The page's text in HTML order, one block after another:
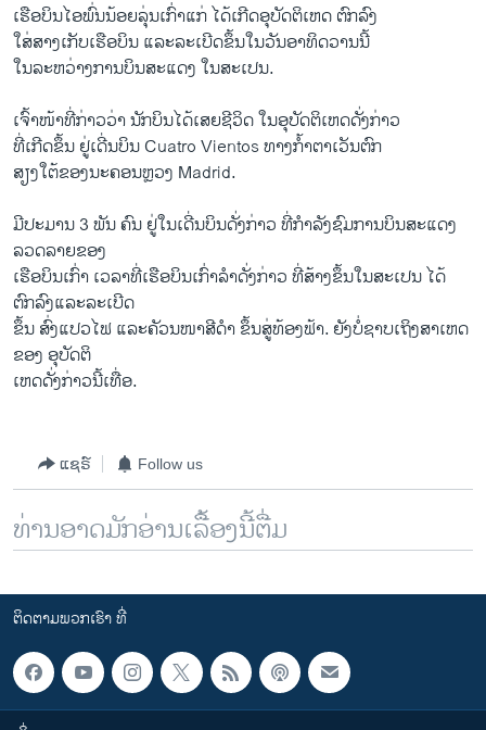
ລາຍງານ
ເຮືອບິນ​ໄອ​ພົ່ນ​ນ້ອຍ​ລຸ່ນ​ເກົ່າ​ແກ່ ​ໄດ້​ເກີດ​ອຸບັດ​ຕິ​ເຫດ ຕົກລົງ
ໃສ່ສາງ​ເກັບ​ເຮື​ອ​ບິນ ແລະ​ລະ​ເບີດ​ຂຶ້ນ​ໃນວັນ​ອາທິດ​ວານ​ນີ້
ໃນ​ລະຫວ່າງ​ການ​ບິນ​ສະ​ແດງ​ ໃນ​ສະ​ເປ​ນ.
​ເຈົ້າ​ໜ້າ​ທີ່​ກ່າວ​ວ່າ ນັກ​ບິນ​ໄດ້​ເສຍ​ຊີວິດ ​ໃນ​ອຸບັດ​ຕິ​ເຫດ​ດັ່ງກ່າວ
ທີ່​ເກີດ​ຂຶ້ນ​ ຢູ່ເດີ່ນບິນ Cuatro Vientos ທາງ​ກໍ້າ​ຕາ​ເວັນ​ຕົກ
​ສຽງ​ໃຕ້​ຂອງ​ນະຄອນຫຼວງ Madrid.
ມີປະມານ 3 ພັນ ຄົນ ຢູ່​ໃນ​ເດີ່ນບິນດັ່ງກ່າວ ທີ່​ກໍາລັງ​ຊົມ​ການບິນສະ​ແດງ​
ລວດລາຍຂອງ
​ເຮືອບິນ​ເກົ່າ ​ເວລາ​ທີ່ເຮືອບິນ​ເກົ່າ​ລໍາດັ່ງກ່າວ ທີ່ສ້າງ​ຂຶ້ນ​ໃນ​ສະ​ເປນ ​ໄດ້
ຕົກລົງແລະ​ລະ​ເບີດ
​ຂຶ້ນ ສົ່ງແປວໄຟ ​ແລະ​ຄັວນໜາສີດໍາ ຂຶ້ນສູ່ທ້ອງຟ້າ. ຍັງ​ບໍ່​ຊາບ​ເຖິງສາ​ເຫດ​
ຂອງ ​ອຸບັດຕິ
​ເຫດດັ່ງກ່າວ​ນີ້​ເທື່ອ.
ແຊຣ໌ Follow us
ທ່ານອາດມັກອ່ານເລື້ອງນີ້ຕື່ມ
ຕິດຕາມພວກເຮົາ ທີ່